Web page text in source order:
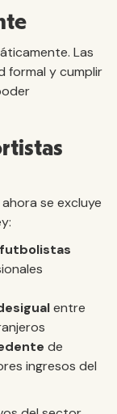
Las
formal y cumplir
se excluye
entre
de
ingresos del